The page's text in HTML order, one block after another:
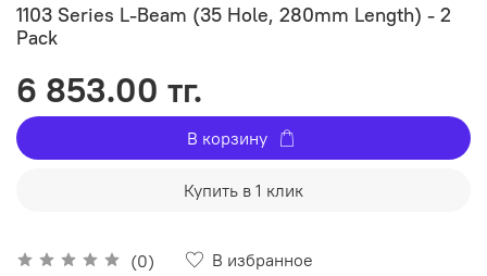
1103 Series L-Beam (35 Hole, 280mm Length) - 2
Pack
(0)
В избранное
6 853.00 тг.
В корзину
Купить в 1 клик